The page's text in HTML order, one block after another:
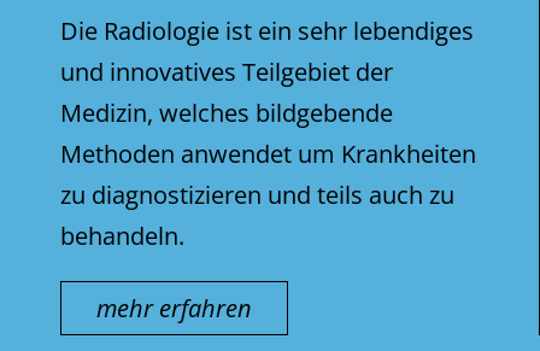
Die Radiologie ist ein sehr lebendiges
und innovatives Teilgebiet der
Medizin, welches bildgebende
Methoden anwendet um Krankheiten
zu diagnostizieren und teils auch zu
behandeln.
mehr erfahren